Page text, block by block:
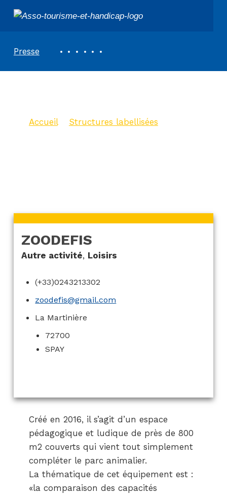
ASSOCIATION TOURISME ET HANDICAPS
Presse
Accueil> Structures labellisées
ZOODEFIS
Autre activité, Loisirs
(+33)0243213302
zoodefis@gmail.com
La Martinière
72700
SPAY
Créé en 2016, il s’agit d’un espace
pédagogique et ludique de près de 800
m2 couverts qui vient tout simplement
compléter le parc animalier.
La thématique de cet équipement est :
«la comparaison des capacités